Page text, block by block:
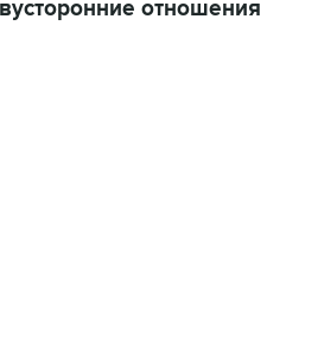
отношения